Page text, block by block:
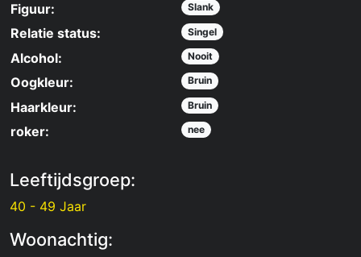
Figuur: Slank
Relatie status: Singel
Alcohol: Nooit
Oogkleur: Bruin
Haarkleur: Bruin
roker: nee
Leeftijdsgroep:
40 - 49 Jaar
Woonachtig: